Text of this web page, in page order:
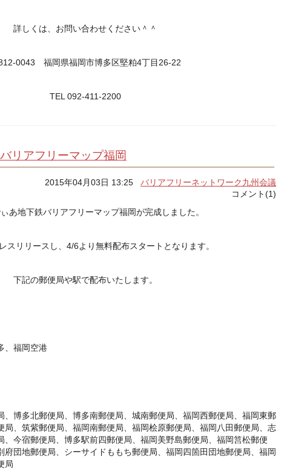
詳しくは、お問い合わせください＾＾
0043 福岡県福岡市博多区堅粕4丁目26-22
TEL 092-411-2200
リアフリーマップ福岡
2015年04月03日 13:25バリアフリーネットワーク九州会議
コメント(1)
あ地下鉄バリアフリーマップ福岡が完成しました。
スリリースし、4/6より無料配布スタートとなります。
下記の郵便局や駅で配布いたします。
、福岡空港
、博多北郵便局、博多南郵便局、城南郵便局、福岡西郵便局、福岡東郵
局、筑紫郵便局、福岡南郵便局、福岡桧原郵便局、福岡八田郵便局、志
、今宿郵便局、博多駅前四郵便局、福岡美野島郵便局、福岡筥松郵便
府団地郵便局、シーサイドももち郵便局、福岡四箇田団地郵便局、福岡
局